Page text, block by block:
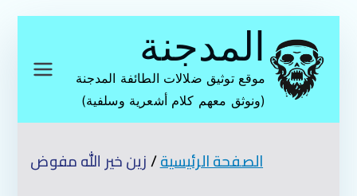
المحتوى
المدجنة
موقع توثيق ضلالات الطائفة المدجنة
(ونوثق معهم كلام أشعرية وسلفية)
الصفحة الرئيسية زين خير الله مفوض